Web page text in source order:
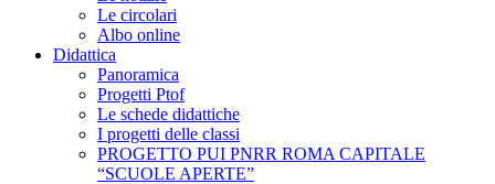
Le circolari
Albo online
Didattica
Panoramica
Progetti Ptof
Le schede didattiche
I progetti delle classi
PROGETTO PUI PNRR ROMA CAPITALE
“SCUOLE APERTE”